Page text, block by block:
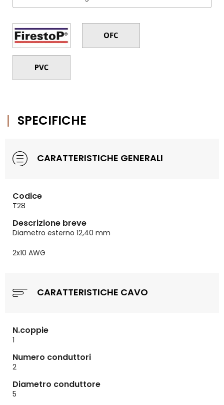
SPECIFICHE
CARATTERISTICHE GENERALI
Codice
T28
Descrizione breve
Diametro esterno 12,40 mm
2x10 AWG
CARATTERISTICHE CAVO
N.coppie
1
Numero conduttori
2
Diametro conduttore
5